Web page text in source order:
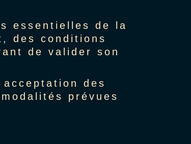
essentielles de la
des conditions
de valider son
des
prévues